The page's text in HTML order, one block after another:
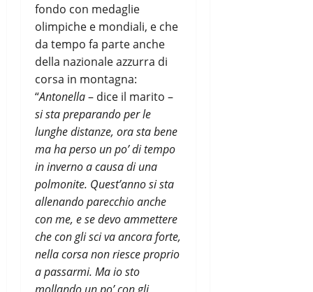
fondo con medaglie
olimpiche e mondiali, e che
da tempo fa parte anche
della nazionale azzurra di
corsa in montagna:
“Antonella– dice il marito –
si sta preparando per le
lunghe distanze, ora sta bene
ma ha perso un po’ di tempo
in inverno a causa di una
polmonite. Quest’anno si sta
allenando parecchio anche
con me, e se devo ammettere
che con gli sci va ancora forte,
nella corsa non riesce proprio
a passarmi. Ma io sto